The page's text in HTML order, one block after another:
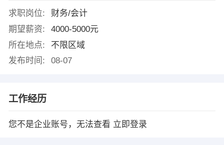
求职岗位:
财务/会计
期望薪资:
4000-5000元
所在地点:
不限区域
发布时间:
08-07
工作经历
您不是企业账号，无法查看 立即登录